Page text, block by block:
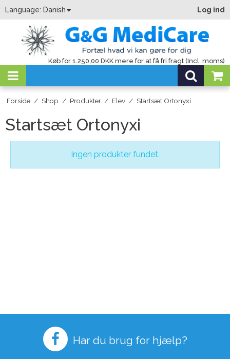
Language: Danish Log ind
Køb for 1.250,00 DKK mere for at få fri fragt (Incl. moms)
Forside / Shop / Produkter / Elev / Startsæt Ortonyxi
Startsæt Ortonyxi
Ingen produkter fundet.
Har du brug for hjælp?